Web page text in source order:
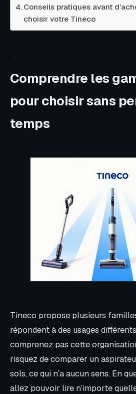
Conseils pratiques avant
choisir votre Tineco
Comprendre les
pour choisir sans
temps
Tineco propose plusieurs
répondent à des usages
comprenez pas cette
risquez de comparer un
sols, ce qui n’a aucun sens. En
allez pouvoir lire n’importe